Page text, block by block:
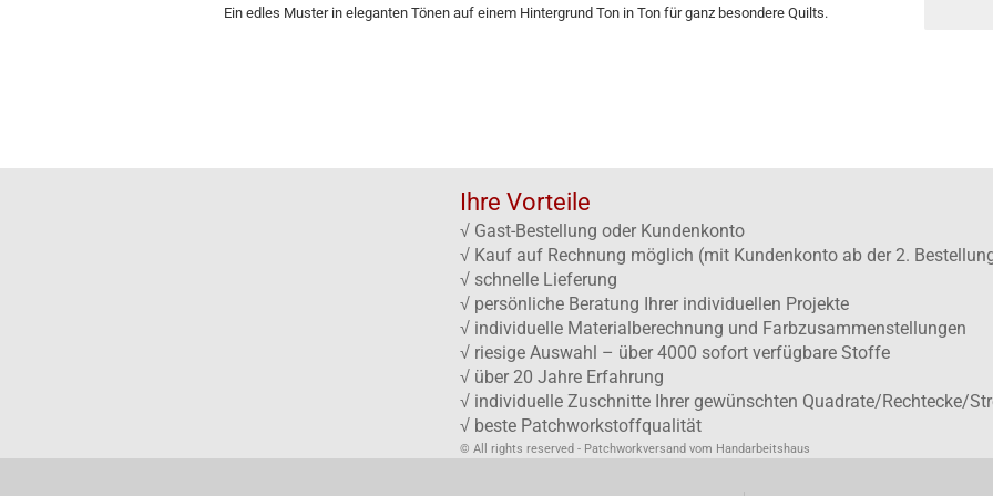
Ein edles Muster in eleganten Tönen auf einem Hintergrund Ton in Ton für ganz besondere Quilts.
Ihre Vorteile
√ Gast-Bestellung oder Kundenkonto
√ Kauf auf Rechnung möglich (mit Kundenkonto ab der 2.
√ schnelle Lieferung
√ persönliche Beratung Ihrer individuellen Projekte
√ individuelle Materialberechnung und Farbzusammenstellungen
√ riesige Auswahl – über 4000 sofort verfügbare Stoffe
√ über 20 Jahre Erfahrung
√ individuelle Zuschnitte Ihrer gewünschten Quadrate/Rechtecke/
√ beste Patchworkstoffqualität
© All rights reserved - Patchworkversand vom Handarbeitshaus